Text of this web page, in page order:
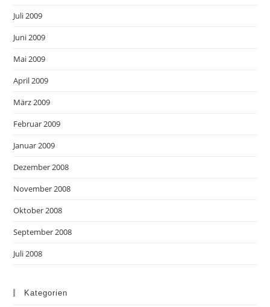
Juli 2009
Juni 2009
Mai 2009
April 2009
März 2009
Februar 2009
Januar 2009
Dezember 2008
November 2008
Oktober 2008
September 2008
Juli 2008
Kategorien